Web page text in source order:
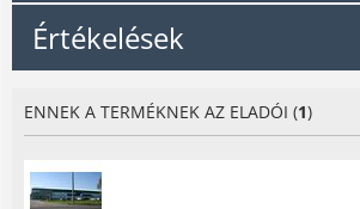
Értékelések
ENNEK A TERMÉKNEK AZ ELADÓI (1)